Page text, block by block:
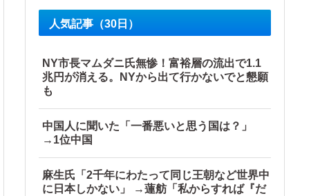
国当局「救助隊動画も削除」台風13号「三峡ダム接近中」→
人気記事（30日）
NY市長マムダニ氏無惨！富裕層の流出で1.1
兆円が消える。NYから出て行かないでと懇願
も
中国人に聞いた「一番悪いと思う国は？」
→1位中国
麻生氏「2千年にわたって同じ王朝など世界中
に日本しかない」 →蓮舫「私からすれば『だ